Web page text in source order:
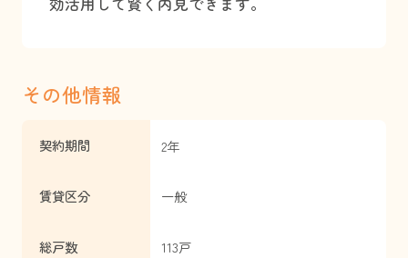
その他情報
契約期間 2年
賃貸区分 一般
総戸数 113戸